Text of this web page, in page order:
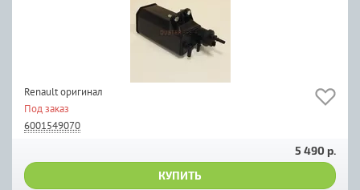
Renault оригинал
Под заказ
6001549070
5 490 р.
КУПИТЬ